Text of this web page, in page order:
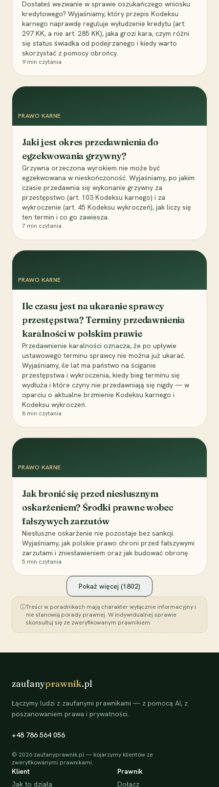
Dostałeś wezwanie w sprawie oszukańczego wniosku
kredytowego? Wyjaśniamy, który przepis Kodeksu
karnego naprawdę reguluje wyłudzenie kredytu (art.
297 KK, a nie art. 285 KK), jaka grozi kara, czym różni
się status świadka od podejrzanego i kiedy warto
skorzystać z pomocy obrońcy.
9 min czytania
PRAWO KARNE
Jaki jest okres przedawnienia do
egzekwowania grzywny?
Grzywna orzeczona wyrokiem nie może być
egzekwowana w nieskończoność. Wyjaśniamy, po jakim
czasie przedawnia się wykonanie grzywny za
przestępstwo (art. 103 Kodeksu karnego) i za
wykroczenie (art. 45 Kodeksu wykroczeń), jak liczy się
ten termin i co go zawiesza.
7 min czytania
PRAWO KARNE
Ile czasu jest na ukaranie sprawcy
przestępstwa? Terminy przedawnienia
karalności w polskim prawie
Przedawnienie karalności oznacza, że po upływie
ustawowego terminu sprawcy nie można już ukarać.
Wyjaśniamy, ile lat ma państwo na ściganie
przestępstwa i wykroczenia, kiedy bieg terminu się
wydłuża i które czyny nie przedawniają się nigdy — w
oparciu o aktualne brzmienie Kodeksu karnego i
Kodeksu wykroczeń.
8 min czytania
PRAWO KARNE
Jak bronić się przed niesłusznym
oskarżeniem? Środki prawne wobec
fałszywych zarzutów
Niesłuszne oskarżenie nie pozostaje bez sankcji.
Wyjaśniamy, jak polskie prawo chroni przed fałszywymi
zarzutami i zniesławieniem oraz jak budować obronę.
5 min czytania
Pokaż więcej (1802)
ⓘTreści w poradnikach mają charakter wyłącznie informacyjny i
nie stanowią porady prawnej. W indywidualnej sprawie
skonsultuj się ze zweryfikowanym prawnikiem.
zaufanyprawnik.pl
Łączymy ludzi z zaufanymi prawnikami — z pomocą AI, z
poszanowaniem prawa i prywatności.
+48 786 564 056
© 2026 zaufanyprawnik.pl — kojarzymy klientów ze
zweryfikowanymi prawnikami.
Klient
Jak to działa
Prawnik
Dołącz